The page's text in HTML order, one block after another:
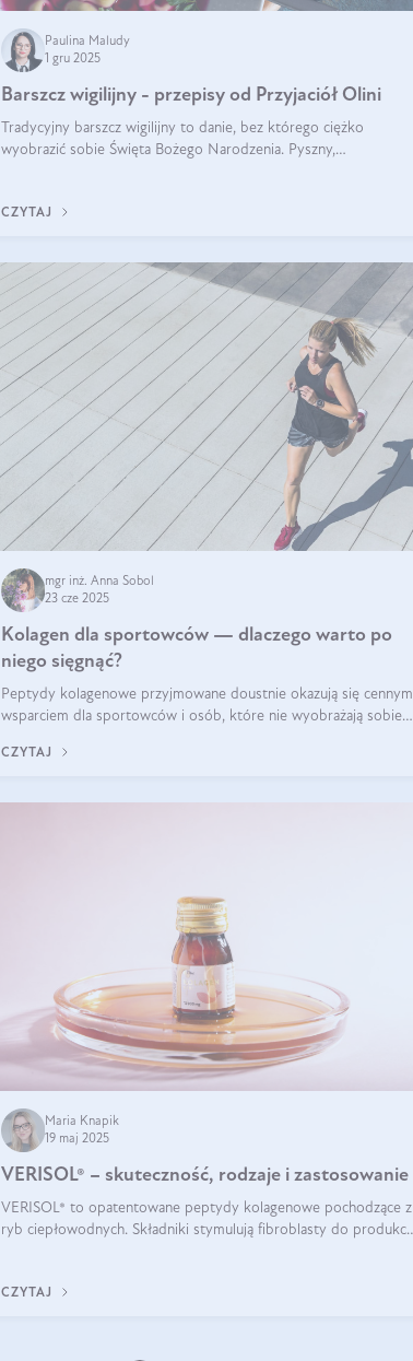
Paulina Maludy
1 gru 2025
Barszcz wigilijny - przepisy od Przyjaciół Olini
Tradycyjny barszcz wigilijny to danie, bez którego ciężko
wyobrazić sobie Święta Bożego Narodzenia. Pyszny,
CZYTAJ
mgr inż. Anna Sobol
23 cze 2025
Kolagen dla sportowców — dlaczego warto po
niego sięgnąć?
Peptydy kolagenowe przyjmowane doustnie okazują się cennym
wsparciem dla sportowców i osób, które nie wyobrażają sobie
CZYTAJ
Maria Knapik
19 maj 2025
VERISOL® – skuteczność, rodzaje i zastosowanie
VERISOL® to opatentowane peptydy kolagenowe pochodzące z
ryb ciepłowodnych. Składniki stymulują fibroblasty do produkcji
komórek skóry.
CZYTAJ